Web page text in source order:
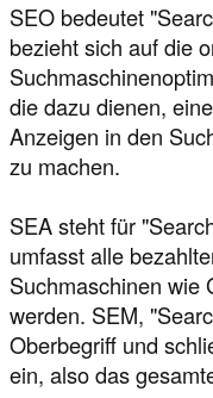
SEO bedeutet
bezieht sich auf die
die dazu dienen,
Anzeigen in den
zu machen.
SEA steht für
umfasst alle
Suchmaschinen wie
werden. SEM,
Oberbegriff und
ein, also das